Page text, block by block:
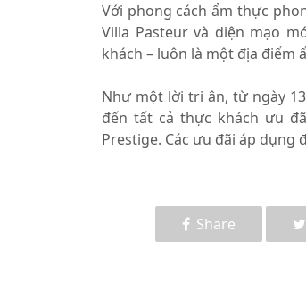
Với phong cách ẩm thực
Villa Pasteur và diện mạo
khách – luôn là một địa điểm
Như một lời tri ân, từ ngày
đến tất cả thực khách ưu
Prestige. Các ưu đãi áp dụng
Share